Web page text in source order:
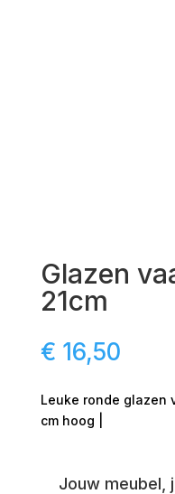
Glazen
21cm
€ 16,50
Leuke ronde glazen
cm hoog |
Jouw meubel,